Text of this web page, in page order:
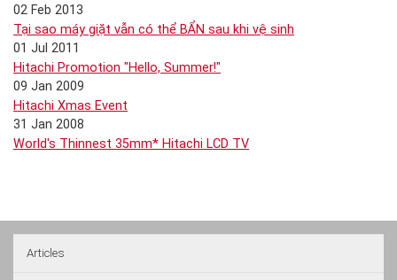
02 Feb 2013
Tại sao máy giặt vẫn có thể BẨN sau khi vệ sinh
01 Jul 2011
Hitachi Promotion "Hello, Summer!"
09 Jan 2009
Hitachi Xmas Event
31 Jan 2008
World's Thinnest 35mm* Hitachi LCD TV
Articles